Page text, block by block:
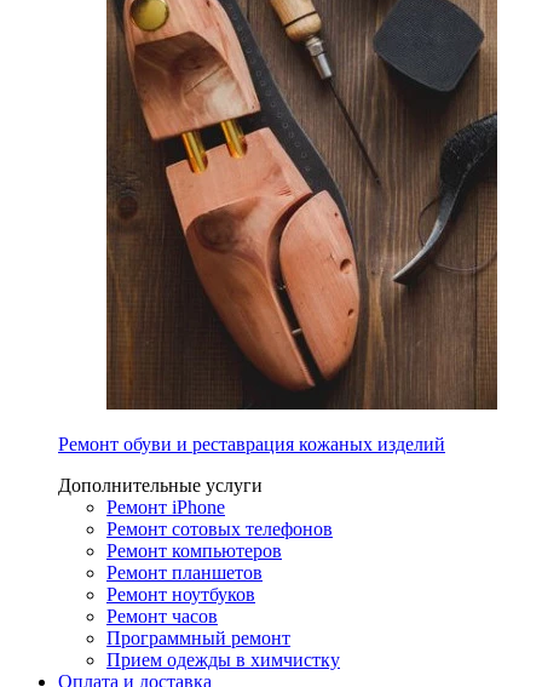
Ремонт обуви и реставрация кожаных изделий
Дополнительные услуги
Ремонт iPhone
Ремонт сотовых телефонов
Ремонт компьютеров
Ремонт планшетов
Ремонт ноутбуков
Ремонт часов
Программный ремонт
Прием одежды в химчистку
Оплата и доставка